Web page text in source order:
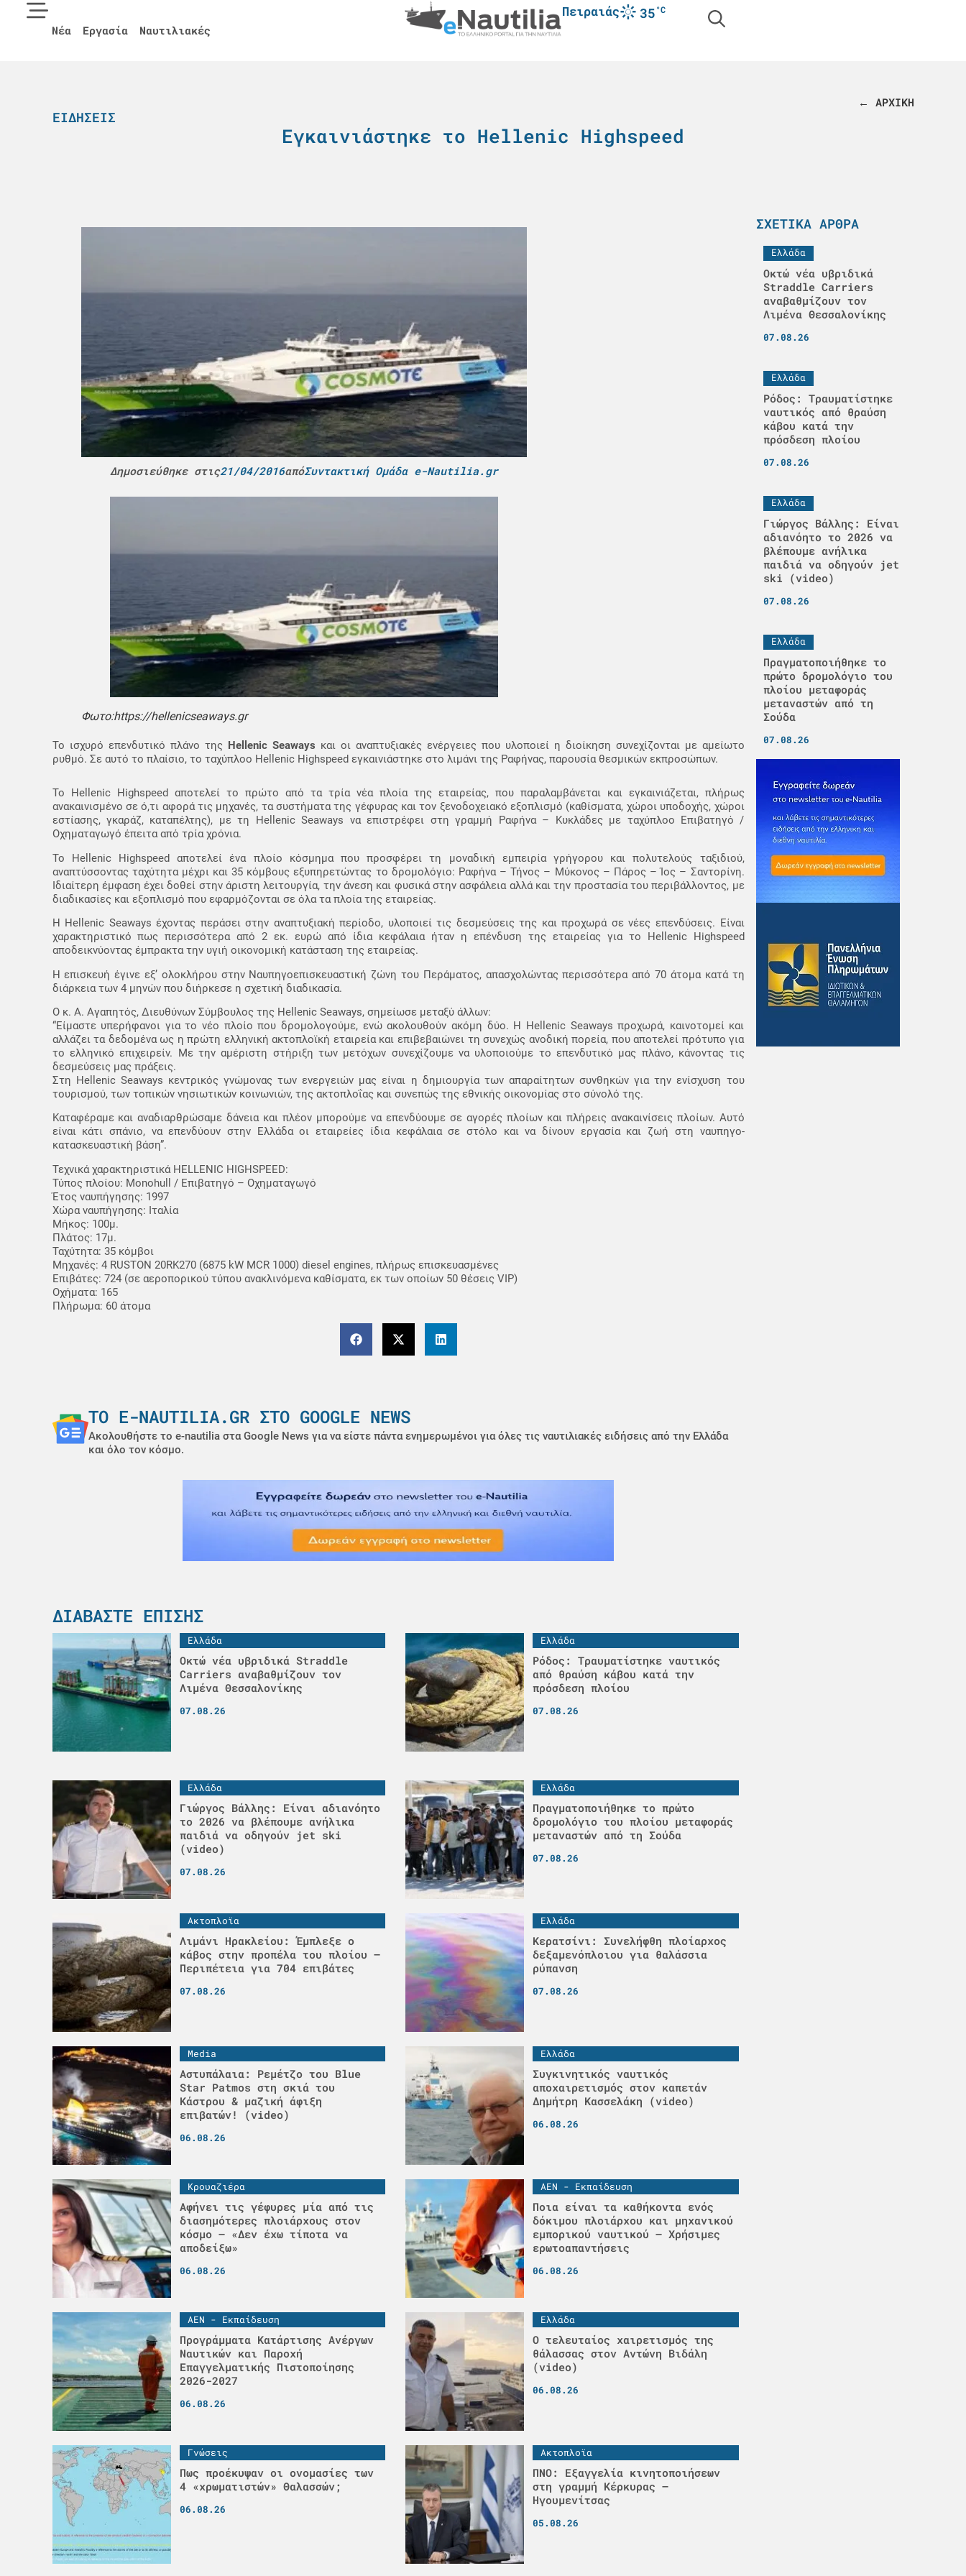
Νέα Εργασία Ναυτιλιακές
Πειραιάς 35°C
← ΑΡΧΙΚΗ
ΕΙΔΉΣΕΙΣ
Εγκαινιάστηκε το Hellenic Highspeed
Δημοσιεύθηκε στις21/04/2016απόΣυντακτική Ομάδα e-Nautilia.gr
Φωτο:https://hellenicseaways.gr
Το ισχυρό επενδυτικό πλάνο της Hellenic Seaways και οι αναπτυξιακές ενέργειες που υλοποιεί η διοίκηση συνεχίζονται με αμείωτο
ρυθμό. Σε αυτό το πλαίσιο, το ταχύπλοο Hellenic Highspeed εγκαινιάστηκε στο λιμάνι της Ραφήνας, παρουσία θεσμικών εκπροσώπων.
Το Ηellenic Highspeed αποτελεί το πρώτο από τα τρία νέα πλοία της εταιρείας, που παραλαμβάνεται και εγκαινιάζεται, πλήρως
ανακαινισμένο σε ό,τι αφορά τις μηχανές, τα συστήματα της γέφυρας και τον ξενοδοχειακό εξοπλισμό (καθίσματα, χώροι υποδοχής, χώροι
εστίασης, γκαράζ, καταπέλτης), με τη Hellenic Seaways να επιστρέφει στη γραμμή Ραφήνα – Κυκλάδες με ταχύπλοο Επιβατηγό /
Οχηματαγωγό έπειτα από τρία χρόνια.
Το Hellenic Highspeed αποτελεί ένα πλοίο κόσμημα που προσφέρει τη μοναδική εμπειρία γρήγορου και πολυτελούς ταξιδιού,
αναπτύσσοντας ταχύτητα μέχρι και 35 κόμβους εξυπηρετώντας το δρομολόγιο: Ραφήνα – Τήνος – Μύκονος – Πάρος – Ίος – Σαντορίνη.
Ιδιαίτερη έμφαση έχει δοθεί στην άριστη λειτουργία, την άνεση και φυσικά στην ασφάλεια αλλά και την προστασία του περιβάλλοντος, με
διαδικασίες και εξοπλισμό που εφαρμόζονται σε όλα τα πλοία της εταιρείας.
Η Hellenic Seaways έχοντας περάσει στην αναπτυξιακή περίοδο, υλοποιεί τις δεσμεύσεις της και προχωρά σε νέες επενδύσεις. Είναι
χαρακτηριστικό πως περισσότερα από 2 εκ. ευρώ από ίδια κεφάλαια ήταν η επένδυση της εταιρείας για το Hellenic Highspeed
αποδεικνύοντας έμπρακτα την υγιή οικονομική κατάσταση της εταιρείας.
Η επισκευή έγινε εξ’ ολοκλήρου στην Ναυπηγοεπισκευαστική ζώνη του Περάματος, απασχολώντας περισσότερα από 70 άτομα κατά τη
διάρκεια των 4 μηνών που διήρκεσε η σχετική διαδικασία.
O κ. Α. Αγαπητός, Διευθύνων Σύμβουλος της Hellenic Seaways, σημείωσε μεταξύ άλλων:
“Είμαστε υπερήφανοι για το νέο πλοίο που δρομολογούμε, ενώ ακολουθούν ακόμη δύο. Η Hellenic Seaways προχωρά, καινοτομεί και
αλλάζει τα δεδομένα ως η πρώτη ελληνική ακτοπλοϊκή εταιρεία και επιβεβαιώνει τη συνεχώς ανοδική πορεία, που αποτελεί πρότυπο για
το ελληνικό επιχειρείν. Με την αμέριστη στήριξη των μετόχων συνεχίζουμε να υλοποιούμε το επενδυτικό μας πλάνο, κάνοντας τις
δεσμεύσεις μας πράξεις.
Στη Hellenic Seaways κεντρικός γνώμονας των ενεργειών μας είναι η δημιουργία των απαραίτητων συνθηκών για την ενίσχυση του
τουρισμού, των τοπικών νησιωτικών κοινωνιών, της ακτοπλοΐας και συνεπώς της εθνικής οικονομίας στο σύνολό της.
Καταφέραμε και αναδιαρθρώσαμε δάνεια και πλέον μπορούμε να επενδύουμε σε αγορές πλοίων και πλήρεις ανακαινίσεις πλοίων. Αυτό
είναι κάτι σπάνιο, να επενδύουν στην Ελλάδα οι εταιρείες ίδια κεφάλαια σε στόλο και να δίνουν εργασία και ζωή στη ναυπηγο-
κατασκευαστική βάση”.
Τεχνικά χαρακτηριστικά HELLENIC HIGHSPEED:
Τύπος πλοίου: Monohull / Επιβατηγό – Οχηματαγωγό
Έτος ναυπήγησης: 1997
Χώρα ναυπήγησης: Ιταλία
Μήκος: 100μ.
Πλάτος: 17μ.
Ταχύτητα: 35 κόμβοι
Μηχανές: 4 RUSTON 20RK270 (6875 kW MCR 1000) diesel engines, πλήρως επισκευασμένες
Επιβάτες: 724 (σε αεροπορικού τύπου ανακλινόμενα καθίσματα, εκ των οποίων 50 θέσεις VIP)
Οχήματα: 165
Πλήρωμα: 60 άτομα
ΤΟ E-NAUTILIA.GR ΣΤΟ GOOGLE NEWS
Ακολουθήστε το e-nautilia στα Google News για να είστε πάντα ενημερωμένοι για όλες τις ναυτιλιακές ειδήσεις από την Ελλάδα
και όλο τον κόσμο.
ΔΙΑΒΆΣΤΕ ΕΠΊΣΗΣ
Ελλάδα
Οκτώ νέα υβριδικά Straddle
Carriers αναβαθμίζουν τον
Λιμένα Θεσσαλονίκης
07.08.26
Ελλάδα
Ρόδος: Τραυματίστηκε ναυτικός
από θραύση κάβου κατά την
πρόσδεση πλοίου
07.08.26
Ελλάδα
Γιώργος Βάλλης: Είναι αδιανόητο
το 2026 να βλέπουμε ανήλικα
παιδιά να οδηγούν jet ski
(video)
07.08.26
Ελλάδα
Πραγματοποιήθηκε το πρώτο
δρομολόγιο του πλοίου μεταφοράς
μεταναστών από τη Σούδα
07.08.26
Ακτοπλοϊα
Λιμάνι Ηρακλείου: Έμπλεξε ο
κάβος στην προπέλα του πλοίου –
Περιπέτεια για 704 επιβάτες
07.08.26
Ελλάδα
Κερατσίνι: Συνελήφθη πλοίαρχος
δεξαμενόπλοιου για θαλάσσια
ρύπανση
07.08.26
Media
Αστυπάλαια: Ρεμέτζο του Blue
Star Patmos στη σκιά του
Κάστρου & μαζική άφιξη
επιβατών! (video)
06.08.26
Ελλάδα
Συγκινητικός ναυτικός
αποχαιρετισμός στον καπετάν
Δημήτρη Κασσελάκη (video)
06.08.26
Κρουαζιέρα
Αφήνει τις γέφυρες μία από τις
διασημότερες πλοιάρχους στον
κόσμο – «Δεν έχω τίποτα να
αποδείξω»
06.08.26
ΑΕΝ - Εκπαίδευση
Ποια είναι τα καθήκοντα ενός
δόκιμου πλοιάρχου και μηχανικού
εμπορικού ναυτικού – Χρήσιμες
ερωτοαπαντήσεις
06.08.26
ΑΕΝ - Εκπαίδευση
Προγράμματα Κατάρτισης Ανέργων
Ναυτικών και Παροχή
Επαγγελματικής Πιστοποίησης
2026-2027
06.08.26
Ελλάδα
Ο τελευταίος χαιρετισμός της
θάλασσας στον Αντώνη Βιδάλη
(video)
06.08.26
Γνώσεις
Πως προέκυψαν οι ονομασίες των
4 «χρωματιστών» Θαλασσών;
06.08.26
Ακτοπλοϊα
ΠΝΟ: Εξαγγελία κινητοποιήσεων
στη γραμμή Κέρκυρας –
Ηγουμενίτσας
05.08.26
ΣΧΕΤΙΚΆ ΆΡΘΡΑ
Ελλάδα
Οκτώ νέα υβριδικά
Straddle Carriers
αναβαθμίζουν τον
Λιμένα Θεσσαλονίκης
07.08.26
Ελλάδα
Ρόδος: Τραυματίστηκε
ναυτικός από θραύση
κάβου κατά την
πρόσδεση πλοίου
07.08.26
Ελλάδα
Γιώργος Βάλλης: Είναι
αδιανόητο το 2026 να
βλέπουμε ανήλικα
παιδιά να οδηγούν jet
ski (video)
07.08.26
Ελλάδα
Πραγματοποιήθηκε το
πρώτο δρομολόγιο του
πλοίου μεταφοράς
μεταναστών από τη
Σούδα
07.08.26